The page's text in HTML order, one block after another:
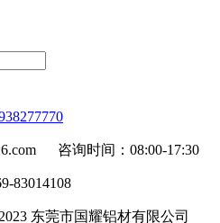
咨询时间：08:00-17:30
83014108
东莞市国耀铝材有限公司